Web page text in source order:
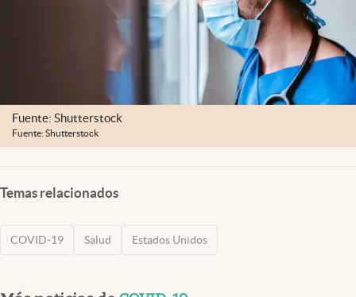
Fuente: Shutterstock
Fuente: Shutterstock
Temas relacionados
COVID-19 Salud Estados Unidos